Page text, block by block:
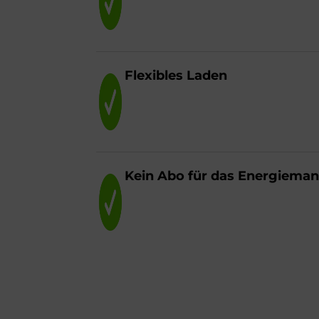
Fle­xi­bles La­den
Kein Abo für das